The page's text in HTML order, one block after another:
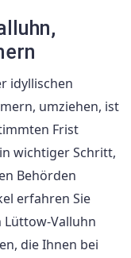
idyllischen
umziehen, ist
Frist
wichtiger Schritt,
Behörden
erfahren Sie
Lüttow-Valluhn
die Ihnen bei